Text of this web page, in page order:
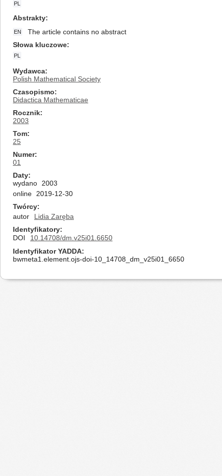
PL
Abstrakty
EN
The article contains no abstract
Słowa kluczowe
PL
Wydawca
Polish Mathematical Society
Czasopismo
Didactica Mathematicae
Rocznik
2003
Tom
25
Numer
01
Daty
wydano
2003
online
2019-12-30
Twórcy
autor
Lidia Zaręba
Identyfikatory
DOI
10.14708/dm.v25i01.6650
Identyfikator YADDA
bwmeta1.element.ojs-doi-10_14708_dm_v25i01_6650